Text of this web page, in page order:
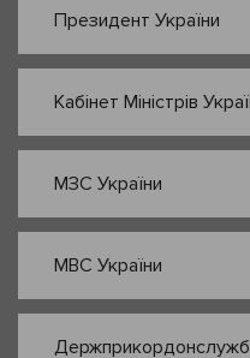
Президент України
Кабінет Міністрів
МЗС України
МВС України